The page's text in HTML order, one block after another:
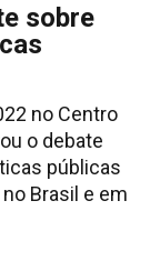
sobre
no Centro
o debate
públicas
Brasil e em